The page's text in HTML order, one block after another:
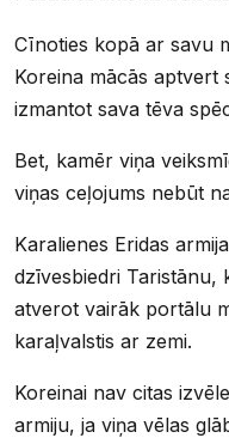
Cīnoties kopā ar savu
Koreina mācās
izmantot sava tēva
Bet, kamēr viņa
viņas ceļojums nebūt
Karalienes Eridas
dzīvesbiedri Taristānu,
atverot vairāk portālu
karaļvalstis ar zemi.
Koreinai nav citas
armiju, ja viņa vēlas